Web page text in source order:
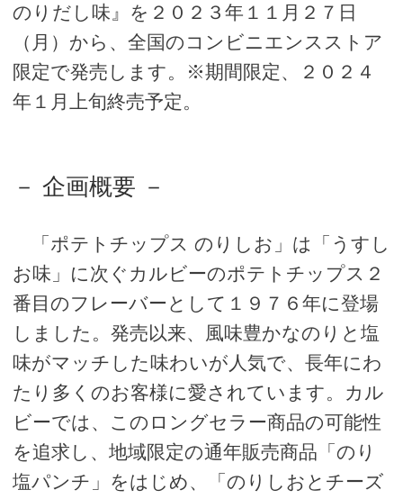
のりだし味』を２０２３年１１月２７日
（月）から、全国のコンビニエンスストア
限定で発売します。※期間限定、２０２４
年１月上旬終売予定。
－ 企画概要 －
「ポテトチップス のりしお」は「うすし
お味」に次ぐカルビーのポテトチップス２
番目のフレーバーとして１９７６年に登場
しました。発売以来、風味豊かなのりと塩
味がマッチした味わいが人気で、長年にわ
たり多くのお客様に愛されています。カル
ビーでは、このロングセラー商品の可能性
を追求し、地域限定の通年販売商品「のり
塩パンチ」をはじめ、「のりしおとチーズ